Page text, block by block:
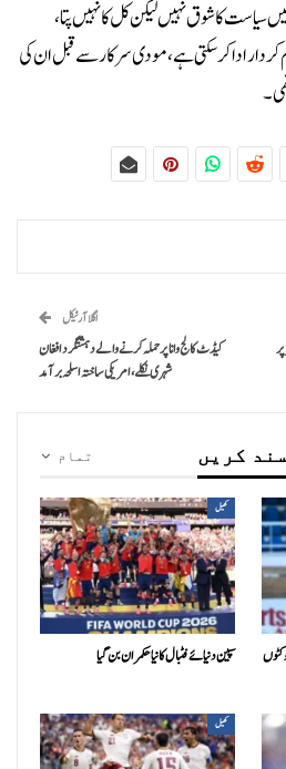
کا شوق نہیں لیکن کل کا نہیں پتا،
ادا کرسکتی ہے، مودی سرکار سے قبل ان کی
اگلا آرٹیکل
کیڈٹ کالج وانا پر حملہ کرنے والے دہشتگرد افغان
شہری نکلے، امریکی ساختہ اسلحہ برآمد
تمام کریں
میچ: پاکستان نے ویسٹ انڈیز کو 8 وکٹوں
کھیل
سپین دنیائے فٹبال کا نیا حکمران بن گیا
کھیل